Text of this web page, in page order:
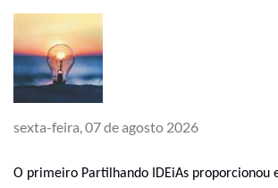
sexta-feira, 07 de agosto 2026
O primeiro Partilhando IDEiAs proporcionou